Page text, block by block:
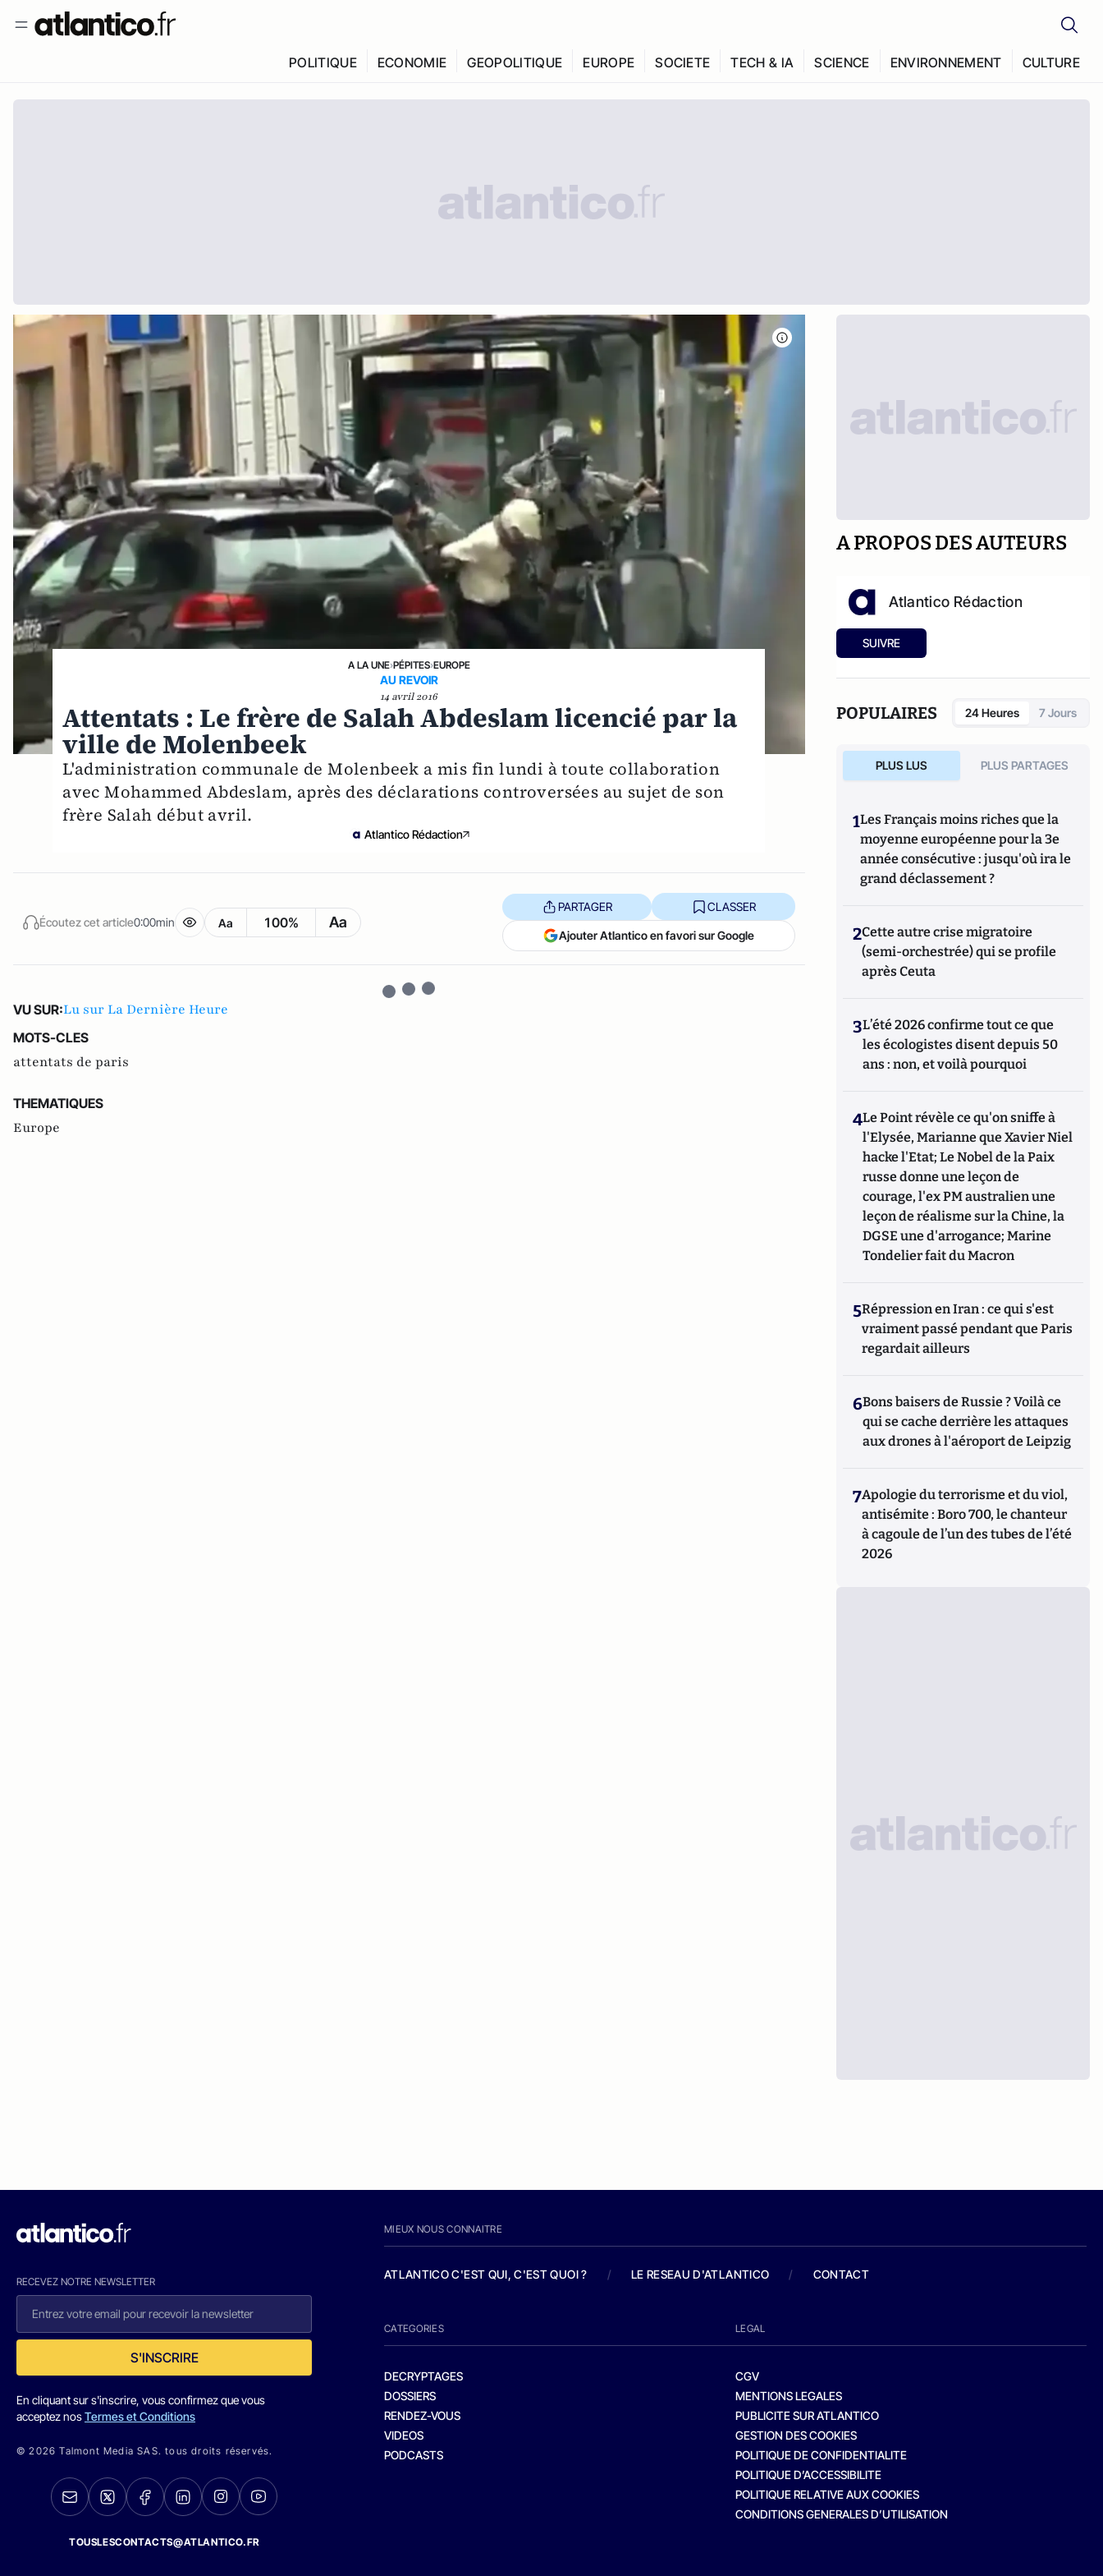
POLITIQUE ECONOMIE GEOPOLITIQUE EUROPE SOCIETE TECH & IA SCIENCE ENVIRONNEMENT CULTURE
A LA UNE›PÉPITES›EUROPE
AU REVOIR
14 avril 2016
Attentats : Le frère de Salah Abdeslam licencié par la
ville de Molenbeek
L'administration communale de Molenbeek a mis fin lundi à toute collaboration
avec Mohammed Abdeslam, après des déclarations controversées au sujet de son
frère Salah début avril.
Atlantico Rédaction
Écoutez cet article0:00min Aa 100% Aa
PARTAGER CLASSER
Ajouter Atlantico en favori sur Google
VU SUR:Lu sur La Dernière Heure
MOTS-CLES
attentats de paris
THEMATIQUES
Europe
A PROPOS DES AUTEURS
Atlantico Rédaction
SUIVRE
POPULAIRES 24 Heures 7 Jours
PLUS LUS PLUS PARTAGES
1Les Français moins riches que la
moyenne européenne pour la 3e
année consécutive : jusqu'où ira le
grand déclassement ?
2Cette autre crise migratoire
(semi-orchestrée) qui se profile
après Ceuta
3L’été 2026 confirme tout ce que
les écologistes disent depuis 50
ans : non, et voilà pourquoi
4Le Point révèle ce qu'on sniffe à
l'Elysée, Marianne que Xavier Niel
hacke l'Etat; Le Nobel de la Paix
russe donne une leçon de
courage, l'ex PM australien une
leçon de réalisme sur la Chine, la
DGSE une d'arrogance; Marine
Tondelier fait du Macron
5Répression en Iran : ce qui s'est
vraiment passé pendant que Paris
regardait ailleurs
6Bons baisers de Russie ? Voilà ce
qui se cache derrière les attaques
aux drones à l'aéroport de Leipzig
7Apologie du terrorisme et du viol,
antisémite : Boro 700, le chanteur
à cagoule de l’un des tubes de l’été
2026
RECEVEZ NOTRE NEWSLETTER
S'INSCRIRE
En cliquant sur s'inscrire, vous confirmez que vous
acceptez nosTermes et Conditions
© 2026 Talmont Media SAS. tous droits réservés.
TOUSLESCONTACTS@ATLANTICO.FR
MIEUX NOUS CONNAITRE
ATLANTICO C'EST QUI, C'EST QUOI ? / LE RESEAU D'ATLANTICO / CONTACT
CATEGORIES
DECRYPTAGES
DOSSIERS
RENDEZ-VOUS
VIDEOS
PODCASTS
LEGAL
CGV
MENTIONS LEGALES
PUBLICITE SUR ATLANTICO
GESTION DES COOKIES
POLITIQUE DE CONFIDENTIALITE
POLITIQUE D’ACCESSIBILITE
POLITIQUE RELATIVE AUX COOKIES
CONDITIONS GENERALES D’UTILISATION